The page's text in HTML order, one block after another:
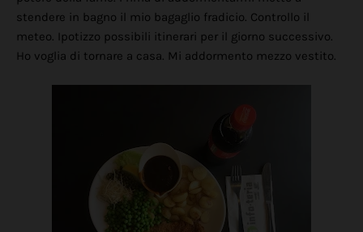
stendere in bagno il mio bagaglio fradicio. Controllo il
meteo. Ipotizzo possibili itinerari per il giorno successivo.
Ho voglia di tornare a casa. Mi addormento mezzo vestito.